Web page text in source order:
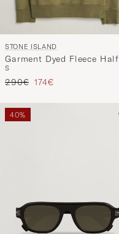
STONE ISLAND
Garment Dyed Fleece Half
Zip Military Green
S
Precio ordinario
290€ Precio reducido
174€
40%